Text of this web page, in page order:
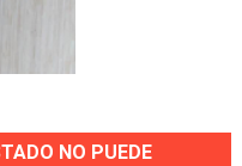
NO PUEDE